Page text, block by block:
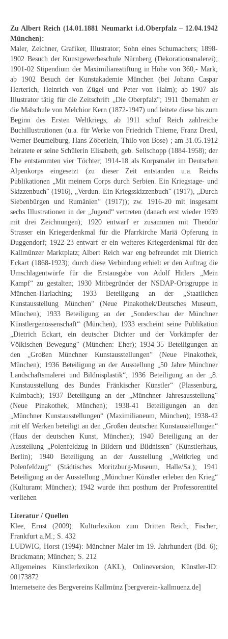
Ferdinand Springer
Arne Siegfried
Curt Wittenbecher
Weitere Künstler nach 1945
Unbekannt
Autographen / Dokumente
Herkunft & Wirkungsstätte
Berliner Künstler
Düsseldorfer Künstler
Fränkische Künstler
Hamburger Künstler
Münchner Künstler
Pfälzer Künstler
Schwäbische Künstler
Weitere
Expressiver Realismus
Motive
Abstraktion
Industrie & Arbeit
Mediterrane Landschaft
Norddeutsche Landschaften
Selbstbildnisse
Stillleben
Neues
Tägliche Dosis Kunst
Zu Albert Reich (14.01.1881 Neumarkt i.d.Oberpfalz – 12.04.1942
München):
Maler, Zeichner, Grafiker, Illustrator; Sohn eines Schumachers; 1898-
1902 Besuch der Kunstgewerbeschule Nürnberg (Dekorationsmalerei);
1901-02 Stipendium der Maximiliansstiftung in Höhe von 360,- Mark;
ab 1902 Besuch der Kunstakademie München (bei Johann Caspar
Herterich, Heinrich von Zügel und Peter von Halm); ab 1907 als
Illustrator tätig für die Zeitschrift „Die Oberpfalz“; 1911 übernahm er
die Malschule von Melchior Kern (1872-1947) und leitete diese bis zum
Beginn des Ersten Weltkriegs; ab 1911 schuf Reich zahlreiche
Buchillustrationen (u.a. für Werke von Friedrich Thieme, Franz Drexl,
Werner Beumelburg, Hans Zöberlein, Thilo von Bose) ; am 31.05.1912
heiratete er seine Schülerin Elisabeth, geb. Sellschopp (1884-1958); der
Ehe entstammten vier Töchter; 1914-18 als Korpsmaler im Deutschen
Alpenkorps eingesetzt (zu dieser Zeit entstanden u.a. Reichs
Publikationen „Mit meinem Corps durch Serbien. Ein Kriegstage- und
Skizzenbuch“ (1916), „Verdun. Ein Kriegsskizzenbuch“ (1917), „Durch
Siebenbürgen und Rumänien“ (1917)); zw. 1916-20 mit insgesamt
sechs Illustrationen in der „Jugend“ vertreten (danach erst wieder 1939
mit drei Zeichnungen); 1920 entwarf er zusammen mit Theodor
Strasser ein Kriegerdenkmal für die Pfarrkirche Mariä Opferung in
Duggendorf; 1922-23 entwarf er ein weiteres Kriegerdenkmal für den
Kallmünzer Marktplatz; Albert Reich war eng befreundet mit Dietrich
Eckart (1868-1923); durch diese Verbindung erhielt er den Auftrag die
Umschlagentwürfe für die Erstausgabe von Adolf Hitlers „Mein
Kampf“ zu gestalten; 1930 Mitbegründer der NSDAP-Ortsgruppe in
München-Harlaching; 1933 Beteiligung an der „Staatlichen
Kunstausstellung München“ (Neue Pinakothek/Deutsches Museum,
München); 1933 Beteiligung an der „Sonderschau der Münchner
Künstlergenossenschaft“ (München); 1933 erscheint seine Publikation
„Dietrich Eckart, ein deutscher Dichter und der Vorkämpfer der
Völkischen Bewegung“ (München: Eher); 1934-35 Beteiligungen an
den „Großen Münchner Kunstausstellungen“ (Neue Pinakothek,
München); 1936 Beteiligung an der Ausstellung „50 Jahre Münchner
Landschaftsmalerei und Bildnisplastik“; 1936 Beteiligung an der „8.
Kunstausstellung des Bundes Fränkischer Künstler“ (Plassenburg,
Kulmbach); 1937 Beteiligung an der „Münchner Jahresausstellung“
(Neue Pinakothek, München); 1938-41 Beteiligungen an den
„Münchner Kunstausstellungen“ (Maximilianeum, München); 1938-42
mit elf Werken beteiligt an den „Großen deutschen Kunstausstellungen“
(Haus der deutschen Kunst, München); 1940 Beteiligung an der
Ausstellung „Polenfeldzug in Bildern und Bildnissen“ (Künstlerhaus,
Berlin); 1940 Beteiligung an der Ausstellung „Weltkrieg und
Polenfeldzug“ (Städtisches Moritzburg-Museum, Halle/Sa.); 1941
Beteiligung an der Ausstellung „Münchner Künstler erleben den Krieg“
(Kulturamt München); 1942 wurde ihm posthum der Professorentitel
verliehen
Literatur / Quellen
Klee, Ernst (2009): Kulturlexikon zum Dritten Reich; Fischer;
Frankfurt a.M.; S. 432
LUDWIG, Horst (1994): Münchner Maler im 19. Jahrhundert (Bd. 6);
Bruckmann; München; S. 212
Allgemeines Künstlerlexikon (AKL), Onlineversion, Künstler-ID:
00173872
Internetseite des Bergvereins Kallmünz [bergverein-kallmuenz.de]